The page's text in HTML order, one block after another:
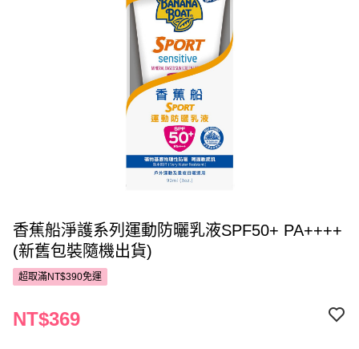
香蕉船淨護系列運動防曬乳液SPF50+ PA++++
(新舊包裝隨機出貨)
超取滿NT$390免運
NT$369